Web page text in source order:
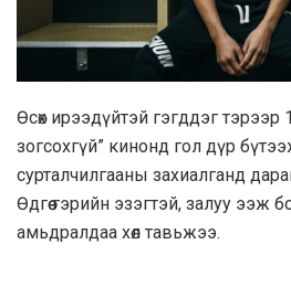
Өсөх ирээдүйтэй гэгддэг тэрээр
зогсохгүй” кинонд гол дүр
сурталчилгааны захиалганд
Өдгөө гэрийн эзэгтэй, залуу ээж
амьдралдаа хөл тавьжээ.